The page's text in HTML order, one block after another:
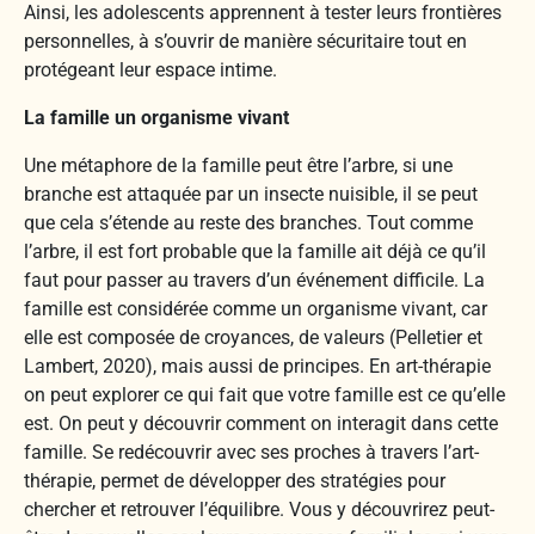
Ainsi, les adolescents apprennent à tester leurs frontières
personnelles, à s’ouvrir de manière sécuritaire tout en
protégeant leur espace intime.
La famille un organisme vivant
Une métaphore de la famille peut être l’arbre, si une
branche est attaquée par un insecte nuisible, il se peut
que cela s’étende au reste des branches. Tout comme
l’arbre, il est fort probable que la famille ait déjà ce qu’il
faut pour passer au travers d’un événement difficile. La
famille est considérée comme un organisme vivant, car
elle est composée de croyances, de valeurs (Pelletier et
Lambert, 2020), mais aussi de principes. En art-thérapie
on peut explorer ce qui fait que votre famille est ce qu’elle
est. On peut y découvrir comment on interagit dans cette
famille. Se redécouvrir avec ses proches à travers l’art-
thérapie, permet de développer des stratégies pour
chercher et retrouver l’équilibre. Vous y découvrirez peut-